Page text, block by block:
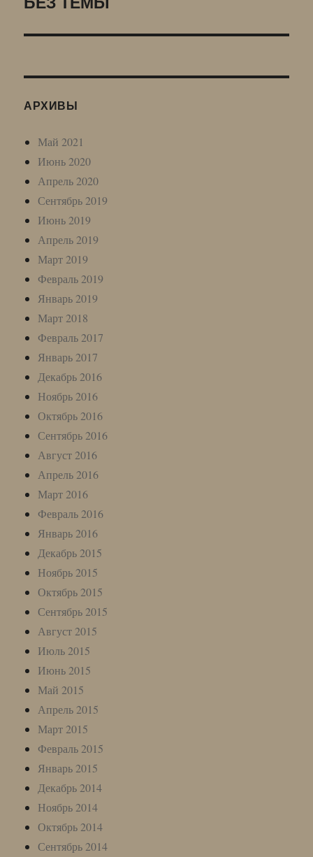
АРХИВЫ
Май 2021
Июнь 2020
Апрель 2020
Сентябрь 2019
Июнь 2019
Апрель 2019
Март 2019
Февраль 2019
Январь 2019
Март 2018
Февраль 2017
Январь 2017
Декабрь 2016
Ноябрь 2016
Октябрь 2016
Сентябрь 2016
Август 2016
Апрель 2016
Март 2016
Февраль 2016
Январь 2016
Декабрь 2015
Ноябрь 2015
Октябрь 2015
Сентябрь 2015
Август 2015
Июль 2015
Июнь 2015
Май 2015
Апрель 2015
Март 2015
Февраль 2015
Январь 2015
Декабрь 2014
Ноябрь 2014
Октябрь 2014
Сентябрь 2014